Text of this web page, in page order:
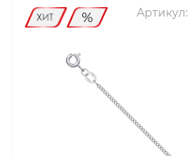
Артикул: